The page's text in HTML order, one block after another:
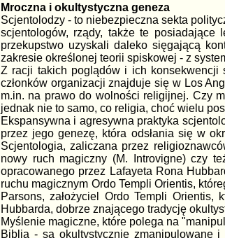
Mroczna i okultystyczna geneza
Scjentolodzy - to niebezpieczna sekta
scjentologów, rządy, także te posiadające
przekupstwo uzyskali daleko sięgającą
zakresie określonej teorii spiskowej - z
Z racji takich poglądów i ich
członków organizacji znajduje się w Los
m.in. na prawo do wolności religijnej. Czy
jednak nie to samo, co religia, choć wielu
Ekspansywna i agresywna praktyka
przez jego genezę, która odsłania się w
Scjentologia, zaliczana przez
nowy ruch magiczny (M. Introvigne) czy
opracowanego przez Lafayeta Rona
ruchu magicznym Ordo Templi Orientis,
Parsons, założyciel Ordo Templi
Hubbarda, dobrze znającego tradycję
Myślenie magiczne, które polega na
Biblia - są okultystycznie zmanipulowane i